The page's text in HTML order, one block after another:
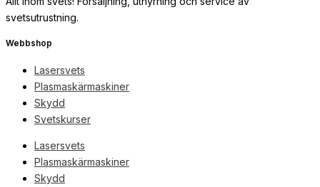
svetsutrustning.
Webbshop
Lasersvets
Plasmaskärmaskiner
Skydd
Svetskurser
Lasersvets
Plasmaskärmaskiner
Skydd